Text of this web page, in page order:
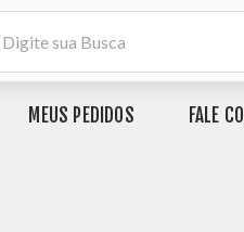
MEUS PEDIDOS FALE